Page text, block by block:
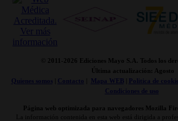
© 2011- 2026 Ediciones Mayo S.A. Todos los
Última actualización: Agosto
Quienes somos| Contacto Mapa WEB| Politica de
Condiciones de uso
Página web optimizada para navegadores Mozilla
La información contenida en esta web está dirigida a